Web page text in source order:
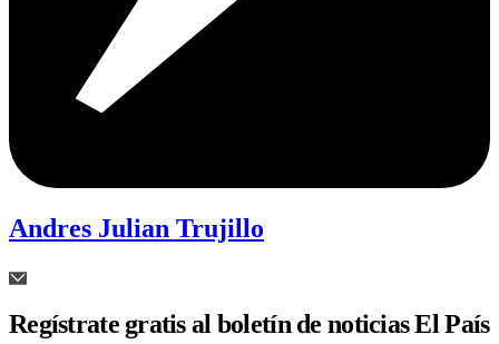
Andres Julian Trujillo
Regístrate gratis al boletín de noticias El País